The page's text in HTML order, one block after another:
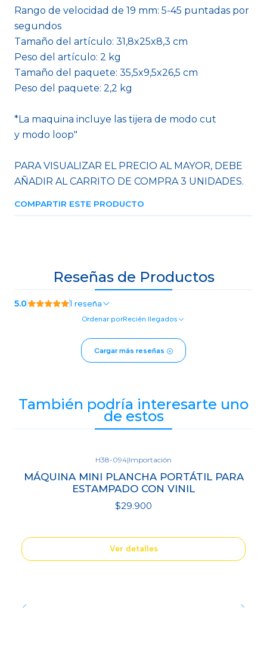
Rango de velocidad de 19 mm: 5-45 puntadas por
segundos
Tamaño del artículo: 31,8x25x8,3 cm
Peso del artículo: 2 kg
Tamaño del paquete: 35,5x9,5x26,5 cm
Peso del paquete: 2,2 kg
*La maquina incluye las tijera de modo cut
y modo loop"
PARA VISUALIZAR EL PRECIO AL MAYOR, DEBE
AÑADIR AL CARRITO DE COMPRA 3 UNIDADES.
COMPARTIR ESTE PRODUCTO
Reseñas de Productos
5.0 1 reseña
Ordenar porRecién llegados
Cargar más reseñas
También podría interesarte uno
de estos
H38-094|Importación
MÁQUINA MINI PLANCHA PORTÁTIL PARA
ESTAMPADO CON VINIL
$29.900
Ver detalles